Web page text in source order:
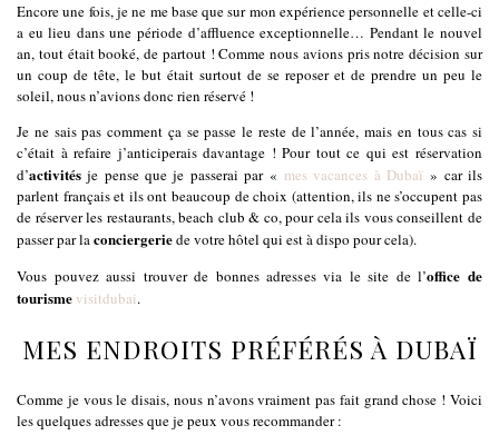
Encore une fois, je ne me base que sur mon expérience personnelle et celle-ci
a eu lieu dans une période d’affluence exceptionnelle… Pendant le nouvel
an, tout était booké, de partout ! Comme nous avions pris notre décision sur
un coup de tête, le but était surtout de se reposer et de prendre un peu le
soleil, nous n’avions donc rien réservé !
Je ne sais pas comment ça se passe le reste de l’année, mais en tous cas si
c’était à refaire j’anticiperais davantage ! Pour tout ce qui est réservation
d’activités je pense que je passerai par « mes vacances à Dubaï» car ils
parlent français et ils ont beaucoup de choix (attention, ils ne s’occupent pas
de réserver les restaurants, beach club & co, pour cela ils vous conseillent de
passer par laconciergeriede votre hôtel qui est à dispo pour cela).
Vous pouvez aussi trouver de bonnes adresses via le site de l’office de
tourisme visitdubai.
MES ENDROITS PRÉFÉRÉS À DUBAÏ
Comme je vous le disais, nous n’avons vraiment pas fait grand chose ! Voici
les quelques adresses que je peux vous recommander :